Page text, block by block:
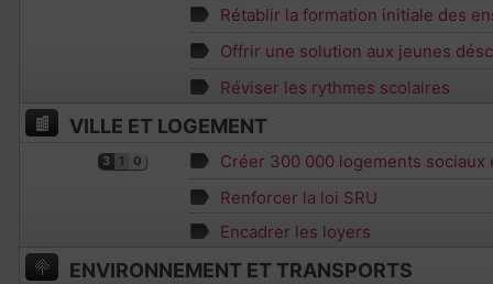
Rétablir la formation initiale des
Offrir une solution aux jeunes
Réviser les rythmes scolaires
VILLE ET LOGEMENT
3 1 0
Créer 300 000 logements sociaux
Renforcer la loi SRU
Encadrer les loyers
ENVIRONNEMENT ET TRANSPORTS